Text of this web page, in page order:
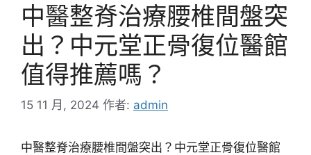
中醫整脊治療腰椎間盤突
出？中元堂正骨復位醫館
值得推薦嗎？
15 11 月, 2024 作者: admin
中醫整脊治療腰椎間盤突出？中元堂正骨復位醫館